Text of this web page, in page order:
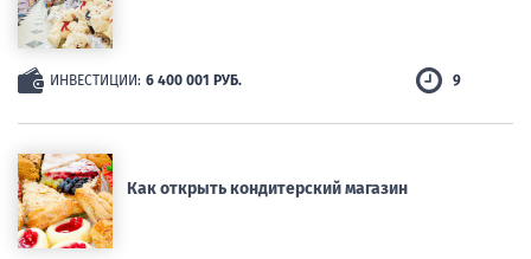
ИНВЕСТИЦИИ: 6 400 001 РУБ. 9
Как открыть кондитерский магазин